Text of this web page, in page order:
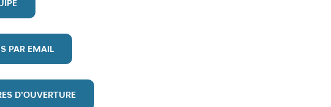
PAR EMAIL
D'OUVERTURE